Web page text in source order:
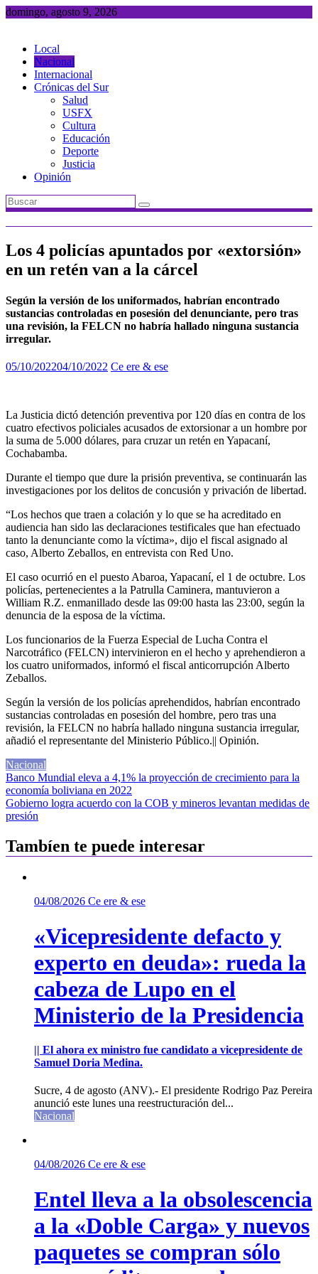
Saltar
domingo, agosto 9, 2026
Local
Nacional
Internacional
Crónicas del Sur
Salud
USFX
Cultura
Educación
Deporte
Justicia
Opinión
Los 4 policías apuntados por «extorsión»
en un retén van a la cárcel
Según la versión de los uniformados, habrían encontrado
sustancias controladas en posesión del denunciante, pero tras
una revisión, la FELCN no habría hallado ninguna sustancia
irregular.
05/10/202204/10/2022 Ce ere & ese
La Justicia dictó detención preventiva por 120 días en contra de los
cuatro efectivos policiales acusados de extorsionar a un hombre por
la suma de 5.000 dólares, para cruzar un retén en Yapacaní,
Cochabamba.
Durante el tiempo que dure la prisión preventiva, se continuarán las
investigaciones por los delitos de concusión y privación de libertad.
“Los hechos que traen a colación y lo que se ha acreditado en
audiencia han sido las declaraciones testificales que han efectuado
tanto la denunciante como la víctima», dijo el fiscal asignado al
caso, Alberto Zeballos, en entrevista con Red Uno.
El caso ocurrió en el puesto Abaroa, Yapacaní, el 1 de octubre. Los
policías, pertenecientes a la Patrulla Caminera, mantuvieron a
William R.Z. enmanillado desde las 09:00 hasta las 23:00, según la
denuncia de la esposa de la víctima.
Los funcionarios de la Fuerza Especial de Lucha Contra el
Narcotráfico (FELCN) intervinieron en el hecho y aprehendieron a
los cuatro uniformados, informó el fiscal anticorrupción Alberto
Zeballos.
Según la versión de los policías aprehendidos, habrían encontrado
sustancias controladas en posesión del hombre, pero tras una
revisión, la FELCN no habría hallado ninguna sustancia irregular,
añadió el representante del Ministerio Público.|| Opinión.
Nacional
Navegación
de
entradas
Banco Mundial eleva a 4,1% la proyección de crecimiento para la
economía boliviana en 2022
Gobierno logra acuerdo con la COB y mineros levantan medidas de
presión
Tambíen te puede interesar
04/08/2026 Ce ere & ese
«Vicepresidente defacto y
experto en deuda»: rueda la
cabeza de Lupo en el
Ministerio de la Presidencia
|| El ahora ex ministro fue candidato a vicepresidente de
Samuel Doria Medina.
Sucre, 4 de agosto (ANV).- El presidente Rodrigo Paz Pereira
anunció este lunes una reestructuración del...
Nacional
04/08/2026 Ce ere & ese
Entel lleva a la obsolescencia
a la «Doble Carga» y nuevos
paquetes se compran sólo